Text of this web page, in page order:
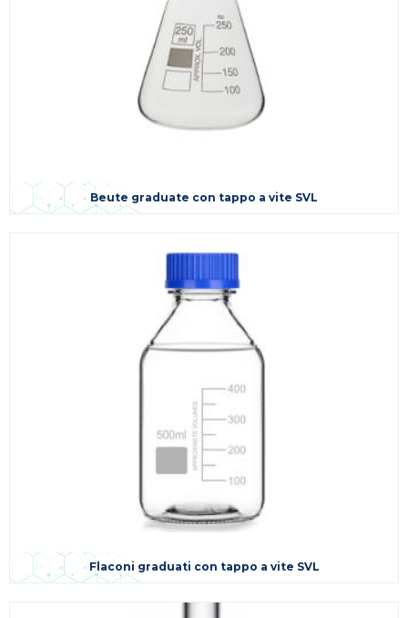
Beute graduate con tappo a vite SVL
Flaconi graduati con tappo a vite SVL